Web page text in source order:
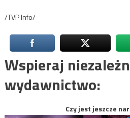
/TVP Info/
Wspieraj
wydawnictwo:
Czy jest jeszcze